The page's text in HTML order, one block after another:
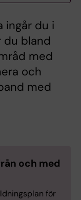
ingår du i
bland
med
och
med
och med
för